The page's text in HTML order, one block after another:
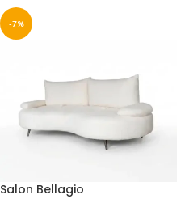
-7%
Salon Bellagio